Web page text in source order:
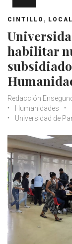
CINTILLO ,
habilitar
Redacción
Humanidades
Universidad de